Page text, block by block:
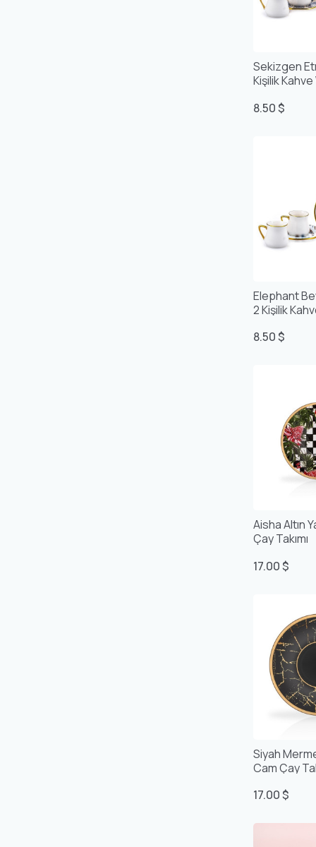
Sekizgen
Kişilik Kahve
8.50 $
Elephant
2 Kişilik
8.50 $
Aisha Altın
Çay Takımı
17.00 $
Siyah
Cam Çay
17.00 $